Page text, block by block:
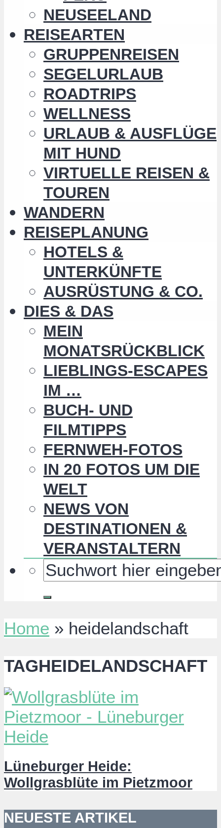
NEUSEELAND
REISEARTEN
GRUPPENREISEN
SEGELURLAUB
ROADTRIPS
WELLNESS
URLAUB & AUSFLÜGE
MIT HUND
VIRTUELLE REISEN &
TOUREN
WANDERN
REISEPLANUNG
HOTELS &
UNTERKÜNFTE
AUSRÜSTUNG & CO.
DIES & DAS
MEIN
MONATSRÜCKBLICK
LIEBLINGS-ESCAPES
IM …
BUCH- UND
FILMTIPPS
FERNWEH-FOTOS
IN 20 FOTOS UM DIE
WELT
NEWS VON
DESTINATIONEN &
VERANSTALTERN
Home » heidelandschaft
TAGHEIDELANDSCHAFT
Lüneburger Heide:
Wollgrasblüte im Pietzmoor
NEUESTE ARTIKEL